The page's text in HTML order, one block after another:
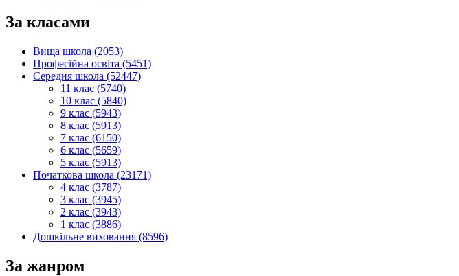
За класами
Вища школа (2053)
Професійна освіта (5451)
Середня школа (52447)
11 клас (5740)
10 клас (5840)
9 клас (5943)
8 клас (5913)
7 клас (6150)
6 клас (5659)
5 клас (5913)
Початкова школа (23171)
4 клас (3787)
3 клас (3945)
2 клас (3943)
1 клас (3886)
Дошкільне виховання (8596)
За жанром